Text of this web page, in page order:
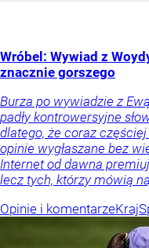
Wróbel: Wywiad z
znacznie gorszego
Burza po wywiadzie z
padły kontrowersyjne
dlatego, że coraz
opinie wygłaszane bez
Internet od dawna
lecz tych, którzy mówią
Opinie i komentarzeKraj